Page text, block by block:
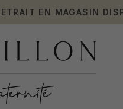
EN MAGASIN